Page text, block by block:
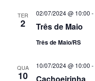
TER
2 Três de Maio
02/07/2024 @ 10:00 -
Três de Maio/RS
QUA
10
10/07/2024 @ 10:00 -